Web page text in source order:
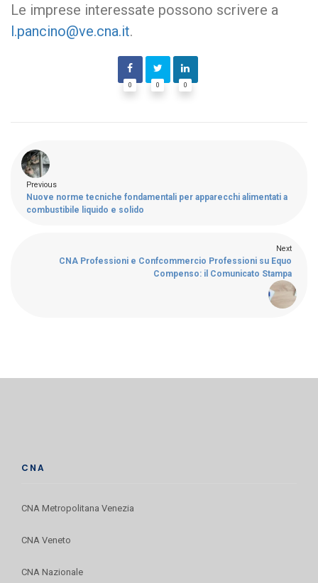
Le imprese interessate possono scrivere a
l.pancino@ve.cna.it.
0 0 0
Previous
Nuove norme tecniche fondamentali per apparecchi alimentati a
combustibile liquido e solido
Next
CNA Professioni e Confcommercio Professioni su Equo
Compenso: il Comunicato Stampa
CNA
CNA Metropolitana Venezia
CNA Veneto
CNA Nazionale